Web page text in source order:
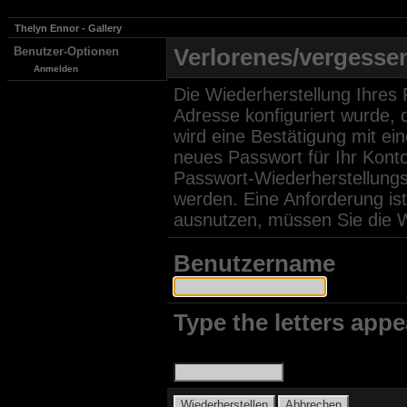
Thelyn Ennor - Gallery
Benutzer-Optionen
Anmelden Verlorenes/
Die Wiederherstellung
Adresse konfiguriert wurde,
wird eine Bestätigung mit
neues Passwort für Ihr
Passwort-
werden. Eine Anforderung
ausnutzen, müssen Sie die
Benutzername
Type the letters